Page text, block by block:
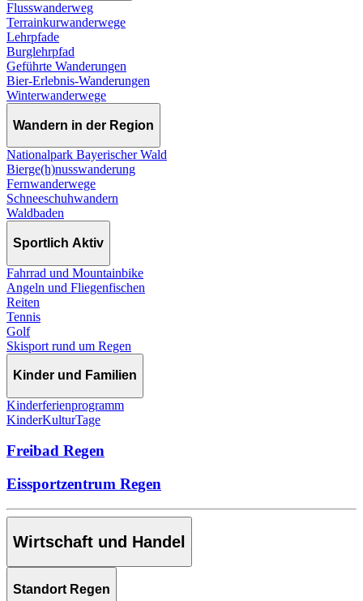
Flusswanderweg
Terrainkurwanderwege
Lehrpfade
Burglehrpfad
Geführte Wanderungen
Bier-Erlebnis-Wanderungen
Winterwanderwege
Wandern in der Region
Nationalpark Bayerischer Wald
Bierge(h)nusswanderung
Fernwanderwege
Schneeschuhwandern
Waldbaden
Sportlich Aktiv
Fahrrad und Mountainbike
Angeln und Fliegenfischen
Reiten
Tennis
Golf
Skisport rund um Regen
Kinder und Familien
Kinderferienprogramm
KinderKulturTage
Freibad Regen
Eissportzentrum Regen
Wirtschaft und Handel
Standort Regen